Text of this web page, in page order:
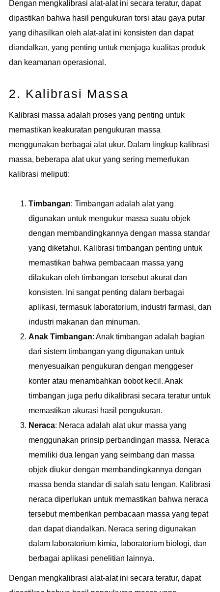
Dengan mengkalibrasi alat-alat ini secara teratur, dapat
dipastikan bahwa hasil pengukuran torsi atau gaya putar
yang dihasilkan oleh alat-alat ini konsisten dan dapat
diandalkan, yang penting untuk menjaga kualitas produk
dan keamanan operasional.
2. Kalibrasi Massa
Kalibrasi massa adalah proses yang penting untuk
memastikan keakuratan pengukuran massa
menggunakan berbagai alat ukur. Dalam lingkup kalibrasi
massa, beberapa alat ukur yang sering memerlukan
kalibrasi meliputi:
Timbangan: Timbangan adalah alat yang
digunakan untuk mengukur massa suatu objek
dengan membandingkannya dengan massa standar
yang diketahui. Kalibrasi timbangan penting untuk
memastikan bahwa pembacaan massa yang
dilakukan oleh timbangan tersebut akurat dan
konsisten. Ini sangat penting dalam berbagai
aplikasi, termasuk laboratorium, industri farmasi, dan
industri makanan dan minuman.
Anak Timbangan: Anak timbangan adalah bagian
dari sistem timbangan yang digunakan untuk
menyesuaikan pengukuran dengan menggeser
konter atau menambahkan bobot kecil. Anak
timbangan juga perlu dikalibrasi secara teratur untuk
memastikan akurasi hasil pengukuran.
Neraca: Neraca adalah alat ukur massa yang
menggunakan prinsip perbandingan massa. Neraca
memiliki dua lengan yang seimbang dan massa
objek diukur dengan membandingkannya dengan
massa benda standar di salah satu lengan. Kalibrasi
neraca diperlukan untuk memastikan bahwa neraca
tersebut memberikan pembacaan massa yang tepat
dan dapat diandalkan. Neraca sering digunakan
dalam laboratorium kimia, laboratorium biologi, dan
berbagai aplikasi penelitian lainnya.
Dengan mengkalibrasi alat-alat ini secara teratur, dapat